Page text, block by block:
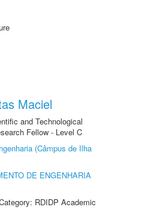
Maciel
and Technological
Fellow - Level C
(Câmpus de Ilha
DE ENGENHARIA
RDIDP Academic